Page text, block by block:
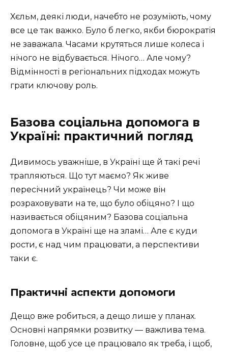
Хєльм, деякі люди, начебто не розуміють, чому
все це так важко. Було б легко, якби бюрократія
не заважала. Часами крутяться лише колеса і
нічого не відбувається. Нічого… Але чому?
Відмінності в регіональних підходах можуть
грати ключову роль.
Базова соціальна допомога в
Україні: практичний погляд
Дивимось уважніше, в Україні ще й такі речі
трапляються. Що тут маємо? Як живе
пересічний українець? Чи може він
розраховувати на те, що було обіцяно? І що
називається обіцяним? Базова соціальна
допомога в Україні ще на зламі… Але є куди
рости, є над чим працювати, а перспективи
таки є.
Практичні аспекти допомоги
Дещо вже робиться, а дещо лише у планах.
Основні напрямки розвитку — важлива тема.
Головне, щоб усе це працювало як треба, і щоб,